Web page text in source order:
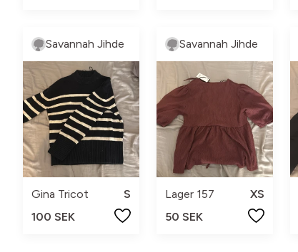
Savannah Jihde
Gina Tricot
S
100 SEK
Savannah Jihde
Lager 157
XS
50 SEK